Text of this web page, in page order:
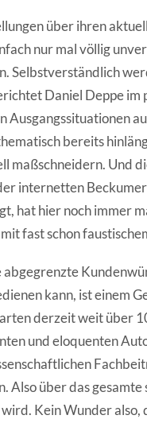
über ihren
nur mal völlig
Selbstverständlich
Daniel Deppe im
Ausgangssituationen
bereits
maßschneidern. Und
internetten Beckumer
hat hier noch immer
fast schon
abgegrenzte
kann, ist einem
derzeit weit über
und eloquenten
Also über das
Kein Wunder also,